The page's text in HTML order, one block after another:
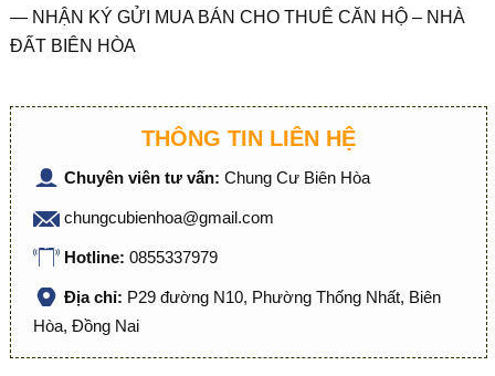
— NHẬN KÝ GỬI MUA BÁN CHO THUÊ CĂN HỘ – NHÀ
ĐẤT BIÊN HÒA
THÔNG TIN LIÊN HỆ
Chuyên viên tư vấn: Chung Cư Biên Hòa
chungcubienhoa@gmail.com
Hotline: 0855337979
Địa chỉ: P29 đường N10, Phường Thống Nhất, Biên
Hòa, Đồng Nai